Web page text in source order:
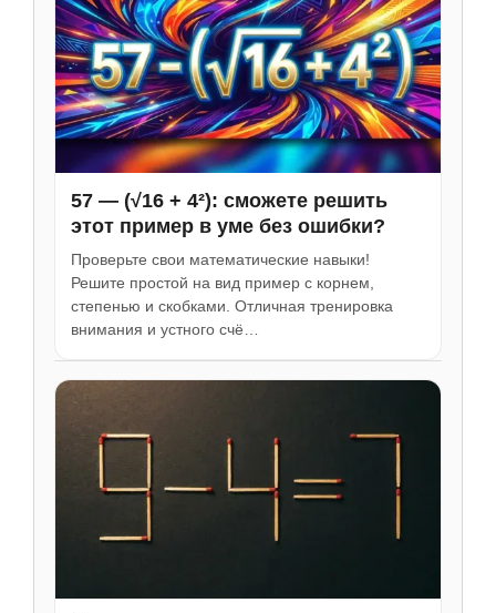
57 — (√16 + 4²): сможете решить
этот пример в уме без ошибки?
Проверьте свои математические навыки!
Решите простой на вид пример с корнем,
степенью и скобками. Отличная тренировка
внимания и устного счё…